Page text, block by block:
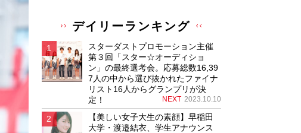
デイリーランキング
スターダストプロモーション主催
第３回「スター☆オーディショ
ン」の最終選考会。応募総数16,39
7人の中から選び抜かれたファイナ
リスト16人からグランプリが決
定！
NEXT 2023.10.10
【美しい女子大生の素顔】早稲田
大学・渡邉結衣、学生アナウンス